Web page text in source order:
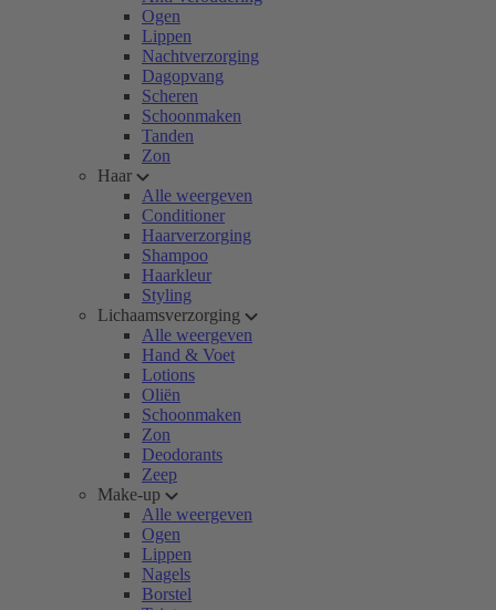
Ogen
Lippen
Nachtverzorging
Dagopvang
Scheren
Schoonmaken
Tanden
Zon
Haar
Alle weergeven
Conditioner
Haarverzorging
Shampoo
Haarkleur
Styling
Lichaamsverzorging
Alle weergeven
Hand & Voet
Lotions
Oliën
Schoonmaken
Zon
Deodorants
Zeep
Make-up
Alle weergeven
Ogen
Lippen
Nagels
Borstel